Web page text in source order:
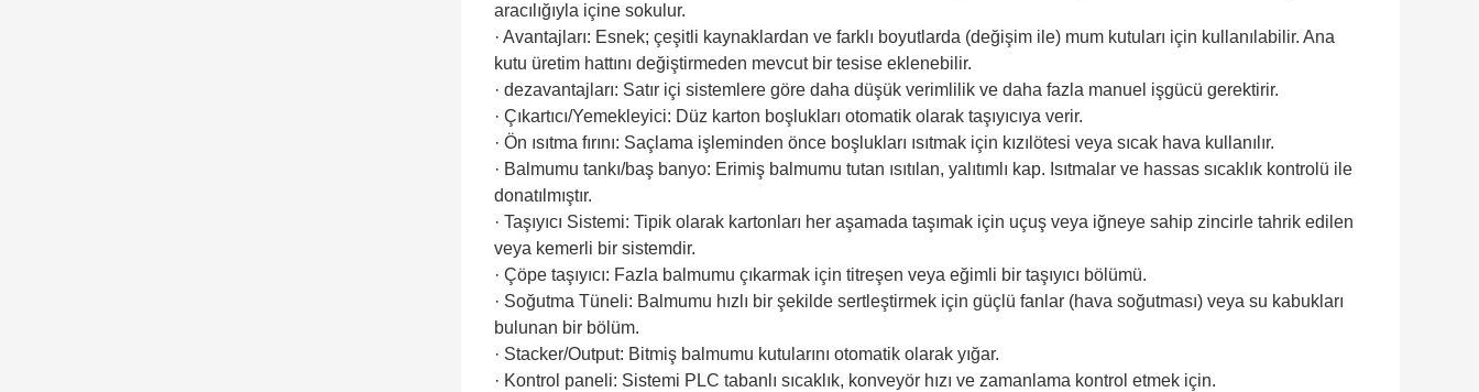
aracılığıyla içine sokulur.
· Avantajları: Esnek; çeşitli kaynaklardan ve farklı boyutlarda (değişim ile) mum kutuları için kullanılabilir. Ana
kutu üretim hattını değiştirmeden mevcut bir tesise eklenebilir.
· dezavantajları: Satır içi sistemlere göre daha düşük verimlilik ve daha fazla manuel işgücü gerektirir.
· Çıkartıcı/Yemekleyici: Düz karton boşlukları otomatik olarak taşıyıcıya verir.
· Ön ısıtma fırını: Saçlama işleminden önce boşlukları ısıtmak için kızılötesi veya sıcak hava kullanılır.
· Balmumu tankı/baş banyo: Erimiş balmumu tutan ısıtılan, yalıtımlı kap. Isıtmalar ve hassas sıcaklık kontrolü ile
donatılmıştır.
· Taşıyıcı Sistemi: Tipik olarak kartonları her aşamada taşımak için uçuş veya iğneye sahip zincirle tahrik edilen
veya kemerli bir sistemdir.
· Çöpe taşıyıcı: Fazla balmumu çıkarmak için titreşen veya eğimli bir taşıyıcı bölümü.
· Soğutma Tüneli: Balmumu hızlı bir şekilde sertleştirmek için güçlü fanlar (hava soğutması) veya su kabukları
bulunan bir bölüm.
· Stacker/Output: Bitmiş balmumu kutularını otomatik olarak yığar.
· Kontrol paneli: Sistemi PLC tabanlı sıcaklık, konveyör hızı ve zamanlama kontrol etmek için.